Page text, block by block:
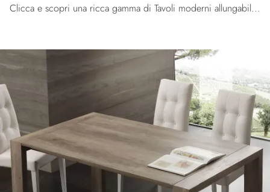
Clicca e scopri una ricca gamma di Tavoli moderni allungabili da cucina! Il modello Micro Round di La Seggiola ti aspetta.